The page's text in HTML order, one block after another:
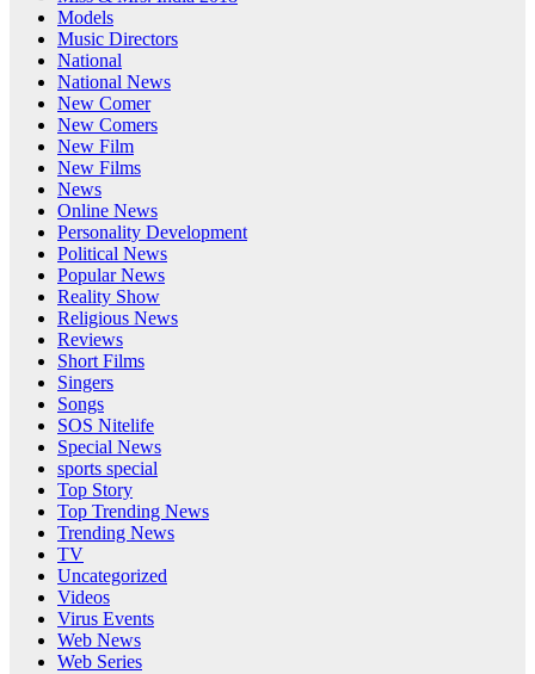
Models
Music Directors
National
National News
New Comer
New Comers
New Film
New Films
News
Online News
Personality Development
Political News
Popular News
Reality Show
Religious News
Reviews
Short Films
Singers
Songs
SOS Nitelife
Special News
sports special
Top Story
Top Trending News
Trending News
TV
Uncategorized
Videos
Virus Events
Web News
Web Series